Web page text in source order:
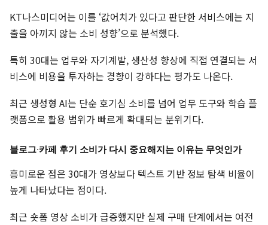
KT나스미디어는 이를 ‘값어치가 있다고 판단한 서비스에는 지
출을 아끼지 않는 소비 성향’으로 분석했다.
특히 30대는 업무와 자기계발, 생산성 향상에 직접 연결되는 서
비스에 비용을 투자하는 경향이 강하다는 평가도 나온다.
최근 생성형 AI는 단순 호기심 소비를 넘어 업무 도구와 학습 플
랫폼으로 활용 범위가 빠르게 확대되는 분위기다.
블로그·카페 후기 소비가 다시 중요해지는 이유는 무엇인가
흥미로운 점은 30대가 영상보다 텍스트 기반 정보 탐색 비율이
높게 나타났다는 점이다.
최근 숏폼 영상 소비가 급증했지만 실제 구매 단계에서는 여전